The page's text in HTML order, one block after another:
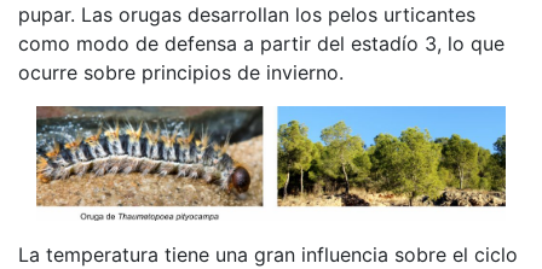
pupar. Las orugas desarrollan los pelos urticantes
como modo de defensa a partir del estadío 3, lo que
ocurre sobre principios de invierno.
La temperatura tiene una gran influencia sobre el ciclo